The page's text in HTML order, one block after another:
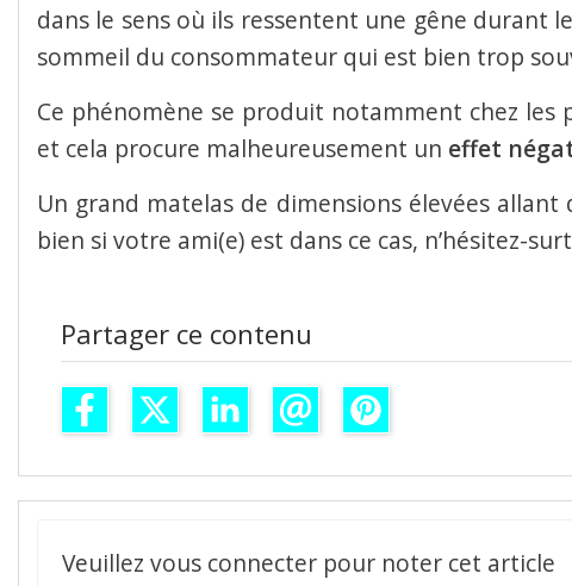
dans le sens où ils ressentent une gêne durant
sommeil du consommateur qui est bien trop
Ce phénomène se produit notamment chez les
et cela procure malheureusement un effet
Un grand matelas de dimensions élevées allant
bien si votre ami(e) est dans ce cas, n’hésitez-
Partager ce contenu
Veuillez vous connecter pour noter cet article